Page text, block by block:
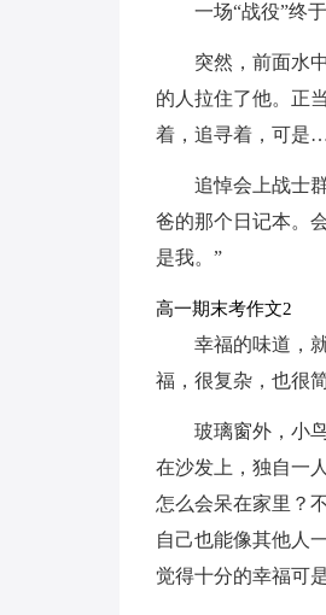
一场“战役”终
突然，前面水
的人拉住了他。正
着，追寻着，可
追悼会上战士
爸的那个日记本。
是我。”
高一期末考作文2
幸福的味道，
福，很复杂，也很
玻璃窗外，小
在沙发上，独自一
怎么会呆在家里？
自己也能像其他人
觉得十分的幸福可